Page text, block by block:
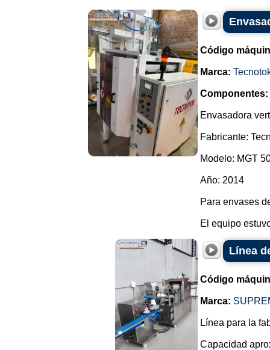
Código
Marca:
Componentes:
Envasadora
Fabricante:
Modelo: MGT
Año: 2014
Para envases
El equipo
Línea
Código
Marca:
Línea para la
Capacidad